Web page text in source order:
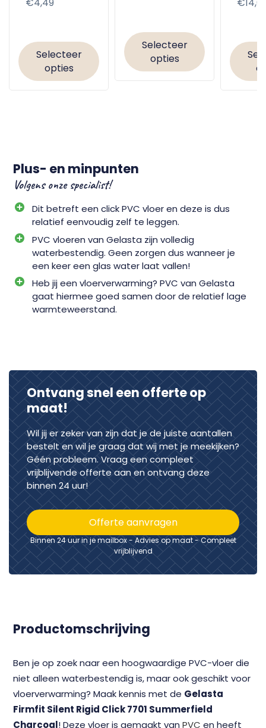
Selecteer
opties
Selecteer
opties
Plus- en minpunten
Volgens onze specialist!
Dit betreft een click PVC vloer en deze is dus
relatief eenvoudig zelf te leggen.
PVC vloeren van Gelasta zijn volledig
waterbestendig. Geen zorgen dus wanneer je
een keer een glas water laat vallen!
Heb jij een vloerverwarming? PVC van Gelasta
gaat hiermee goed samen door de relatief lage
warmteweerstand.
Ontvang snel een offerte op
maat!
Wil jij er zeker van zijn dat je de juiste aantallen
bestelt en wil je graag dat wij met je meekijken?
Géén probleem. Vraag een compleet
vrijblijvende offerte aan en ontvang deze
binnen 24 uur!
Offerte aanvragen
Binnen 24 uur in je mailbox - Advies op maat - Compleet
vrijblijvend
Productomschrijving
Ben je op zoek naar een hoogwaardige PVC-vloer die
niet alleen waterbestendig is, maar ook geschikt voor
vloerverwarming? Maak kennis met de Gelasta
Firmfit Silent Rigid Click 7701 Summerfield
Charcoal! Deze vloer is gemaakt van PVC en heeft